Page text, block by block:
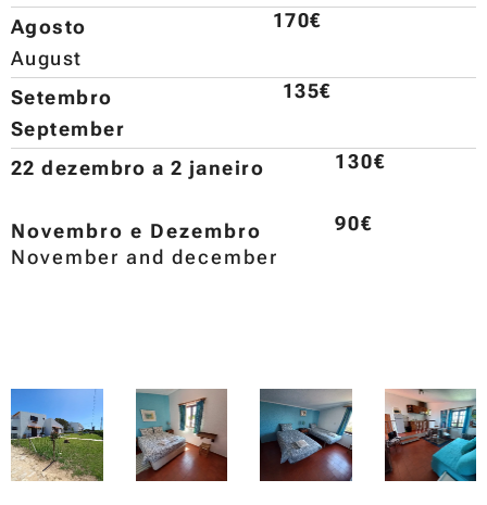
Agosto
August
170€
Setembro
September
135€
22 dezembro a 2 janeiro
Novembro e Dezembro
November and december
130€
90€